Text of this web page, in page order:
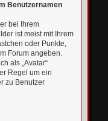
Benutzernamen
bei Ihrem
ist meist mit Ihrem
oder Punkte,
Forum angeben.
als „Avatar“
Regel um ein
zu Benutzer